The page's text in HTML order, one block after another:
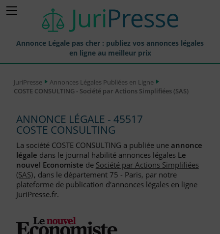
Annonce Légale pas cher : publiez vos annonces légales
en ligne au meilleur prix
Annonces Légales Publiées
Journaux Habilités (JAL) Annonces Légales
Départements pour la Publication d'Annonces Légales
Liste des Greffes
Liste des CCI
FAQ
JuriPresse
Annonces Légales Publiées en Ligne
COSTE CONSULTING - Société par Actions Simplifiées (SAS)
ANNONCE LÉGALE - 45517
COSTE CONSULTING
La société COSTE CONSULTING a publiée une annonce
légale dans le journal habilité annonces légales Le
nouvel Economiste de Société par Actions Simplifiées
(SAS), dans le département 75 - Paris, par notre
plateforme de publication d'annonces légales en ligne
JuriPresse.fr.